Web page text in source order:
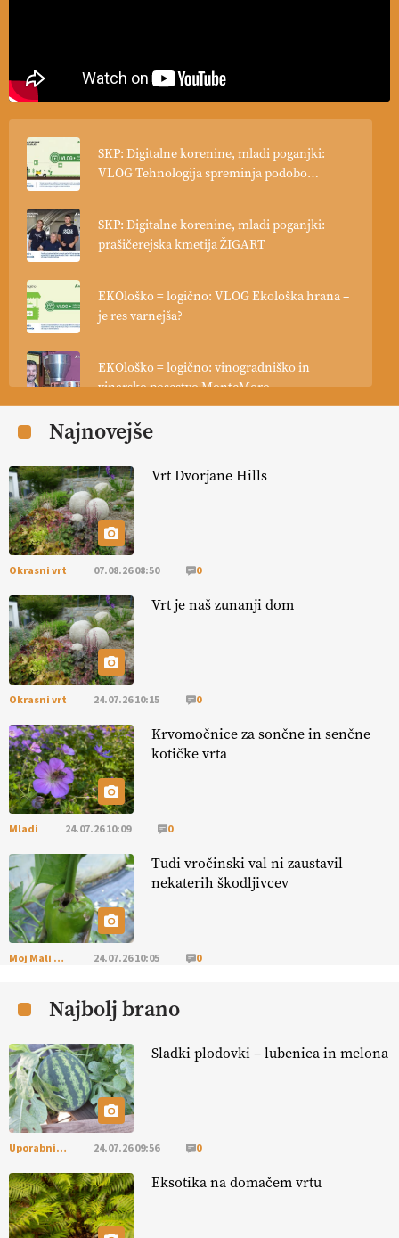
SKP: Digitalne korenine, mladi poganjki:
VLOG Tehnologija spreminja podobo
SKP: Digitalne korenine, mladi poganjki:
prašičerejska kmetija ŽIGART
EKOloško = logično: VLOG Ekološka hrana –
je res varnejša?
EKOloško = logično: vinogradniško in
vinarsko posestvo MonteMoro
EKOloško = logično: ekološka kmetija
EKOloško = logično: ekološka kmetija
HOMAR
EKOloško = logično: VLOG Ekološko
kmetijstvo brez škropljenja?
EKOloško = logično: ekološka kmetija
ALTENBAHER
EKOloško = logično: ekološko oljarstvo
MORGAN
EKOloško = logično: ekološka kmetija
FREŠER
KMETIJSKA LIGA PRVAKOV: POMLADITEV
KMETIJSKE EKIPE
KMETIJSKA LIGA PRVAKOV: UKRAJINA vs.
EVROPA
EKOloško = logično: ekološka kmetija
EKOloško = logično: VLOG Okus je
pomembnejši od izgleda
EKOloško = logično: ekološka kmetija PR'
RAKARI
Najnovejše
Vrt Dvorjane Hills
Okrasni vrt 07.08.26 08:50 0
Vrt je naš zunanji dom
Okrasni vrt 24.07.26 10:15 0
Krvomočnice za sončne in senčne
kotičke vrta
Mladi 24.07.26 10:09 0
Tudi vročinski val ni zaustavil
nekaterih škodljivcev
Moj Mali Svet 24.07.26 10:05 0
Najbolj brano
Sladki plodovki – lubenica in melona
Uporabni vrt 24.07.26 09:56 0
Eksotika na domačem vrtu